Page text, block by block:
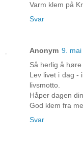
Varm klem på
Svar
Anonym 9.
Så herlig å
Lev livet i dag -
livsmotto.
Håper dagen
God klem fra
Svar